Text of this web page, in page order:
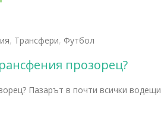
, Трансфери, Футбол
прозорец?
Пазарът в почти всички водещи